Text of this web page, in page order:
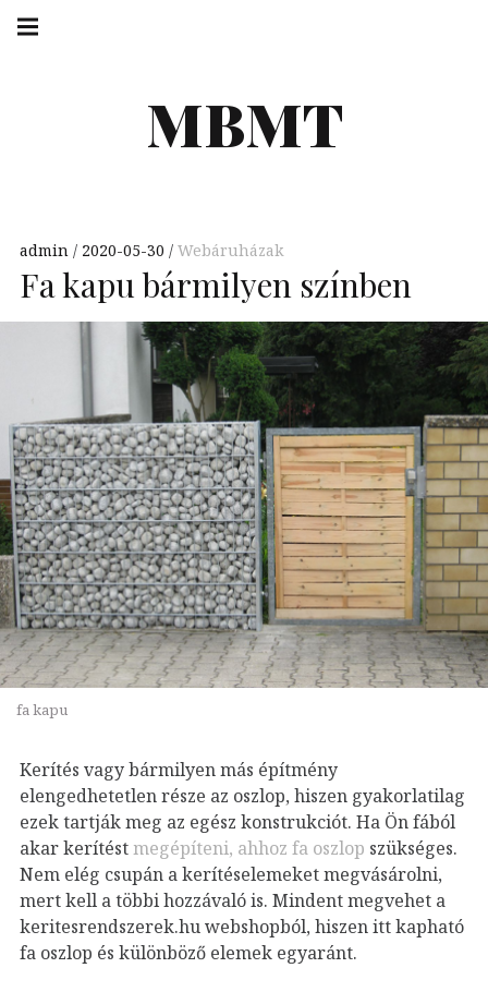
Skip
MBMT
navigation
admin 2020-05-30 Webáruházak
Fa kapu bármilyen színben
fa kapu
Kerítés vagy bármilyen más építmény
elengedhetetlen része az oszlop, hiszen gyakorlatilag
ezek tartják meg az egész konstrukciót. Ha Ön fából
akar kerítéstmegépíteni, ahhoz fa oszlop szükséges.
Nem elég csupán a kerítéselemeket megvásárolni,
mert kell a többi hozzávaló is. Mindent megvehet a
keritesrendszerek.hu webshopból, hiszen itt kapható
fa oszlop és különböző elemek egyaránt.